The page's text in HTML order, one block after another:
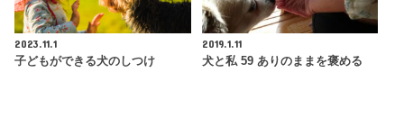
2023.11.1
子どもができる犬のしつけ
2019.1.11
犬と私 59 ありのままを褒める